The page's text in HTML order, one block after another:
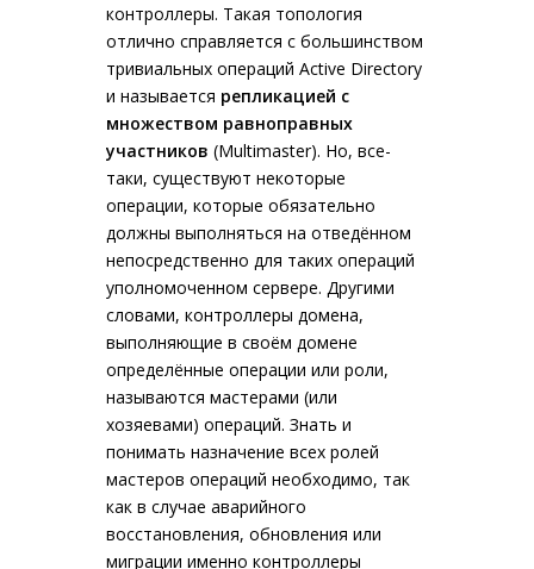
контроллеры. Такая топология
отлично справляется с большинством
тривиальных операций Active Directory
и называется репликацией с
множеством равноправных
участников (Multimaster). Но, все-
таки, существуют некоторые
операции, которые обязательно
должны выполняться на отведённом
непосредственно для таких операций
уполномоченном сервере. Другими
словами, контроллеры домена,
выполняющие в своём домене
определённые операции или роли,
называются мастерами (или
хозяевами) операций. Знать и
понимать назначение всех ролей
мастеров операций необходимо, так
как в случае аварийного
восстановления, обновления или
миграции именно контроллеры